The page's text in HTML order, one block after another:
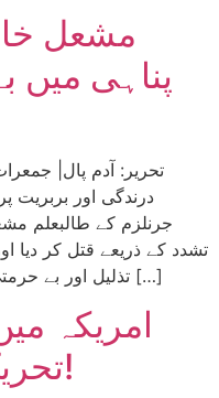
مشعل
پناہی میں
درندگی اور بربریت
جرنلزم کے طالبعلم
تشدد کے ذریعے قتل کر
تذلیل اور بے حرمتی کی گئی۔ کسی بھی انسان کے لیے […]
امریکہ
تحریک کے دنیا پر اثرات!